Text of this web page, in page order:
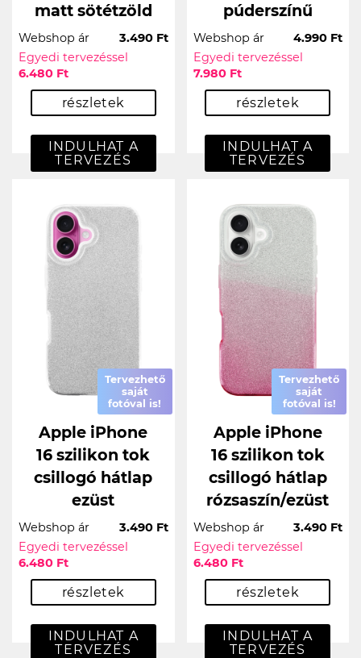
matt sötétzöld
Webshop ár
3.490 Ft
Egyedi tervezéssel
6.480 Ft
részletek
INDULHAT A
TERVEZÉS
púderszínű
Webshop ár
4.990 Ft
Egyedi tervezéssel
7.980 Ft
részletek
INDULHAT A
TERVEZÉS
Tervezhető
saját
fotóval is!
Apple iPhone
16 szilikon tok
csillogó hátlap
ezüst
Webshop ár
3.490 Ft
Egyedi tervezéssel
6.480 Ft
részletek
INDULHAT A
TERVEZÉS
Tervezhető
saját
fotóval is!
Apple iPhone
16 szilikon tok
csillogó hátlap
rózsaszín/ezüst
Webshop ár
3.490 Ft
Egyedi tervezéssel
6.480 Ft
részletek
INDULHAT A
TERVEZÉS